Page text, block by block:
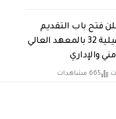
فتح باب التقديم
للدورة التأهيلية 32 بالمعهد العالي
والإداري
665 مشاهدات